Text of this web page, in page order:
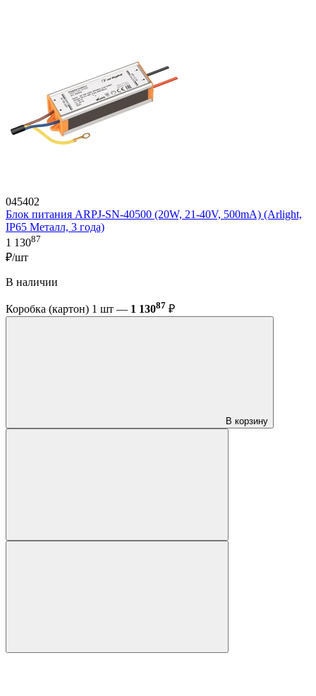
045402
Блок питания ARPJ-SN-40500 (20W, 21-40V, 500mA) (Arlight,
IP65 Металл, 3 года)
1 13087
₽/шт
В наличии
Коробка (картон) 1 шт — 1 13087 ₽
В корзину